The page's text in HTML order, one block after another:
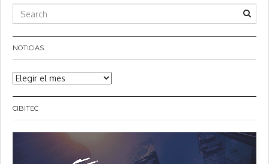
NOTICIAS
Noticias
CIBITEC